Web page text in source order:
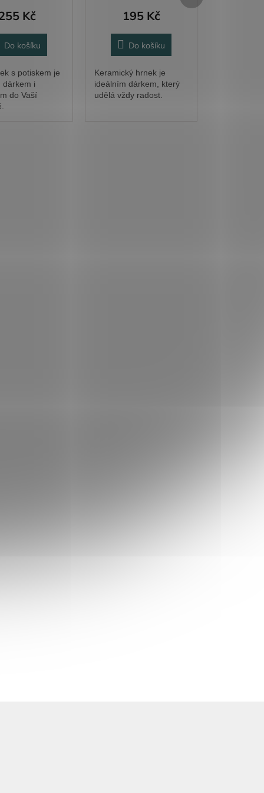
Kč
Do košíku
s potiskem je
dárkem i
do Vaší
195 Kč
Do košíku
Keramický hrnek je
ideálním dárkem, který
udělá vždy radost.